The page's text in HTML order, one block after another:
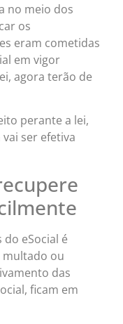
no meio dos
os
eram cometidas
em vigor
agora terão de
perante a lei,
ser efetiva
eSocial é
multado ou
das
ficam em